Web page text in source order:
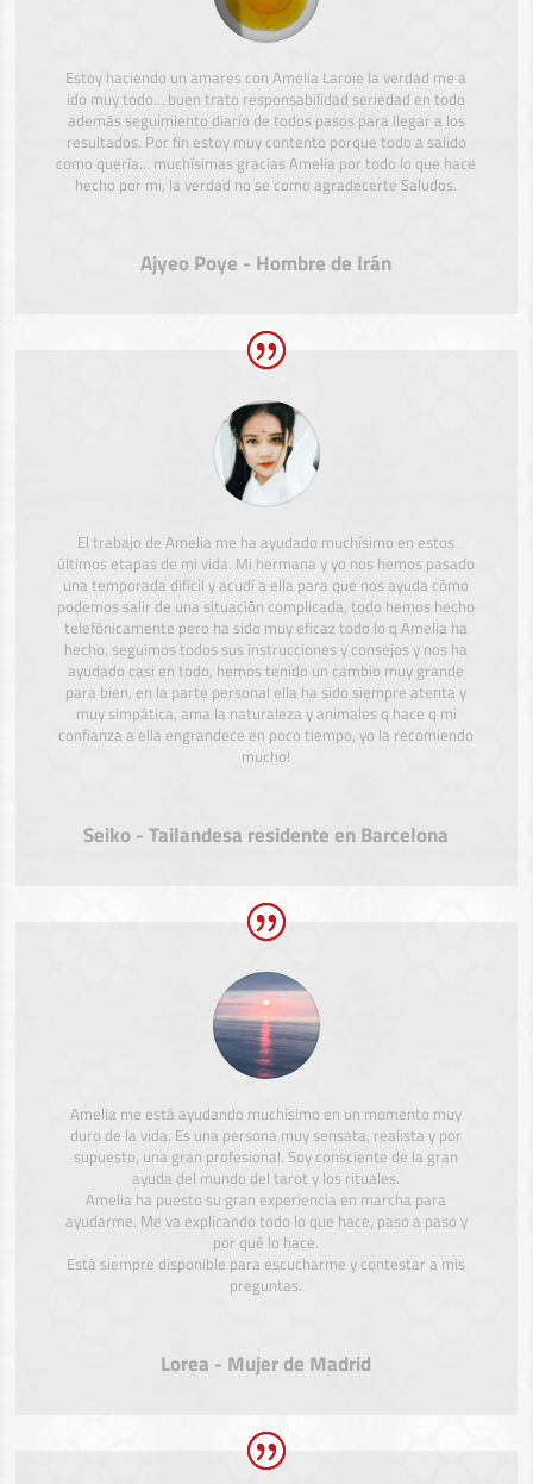
Estoy haciendo un amares con Amelia Laroie la verdad me a
ido muy todo… buen trato responsabilidad seriedad en todo
además seguimiento diario de todos pasos para llegar a los
resultados. Por fin estoy muy contento porque todo a salido
como quería… muchísimas gracias Amelia por todo lo que hace
hecho por mi, la verdad no se como agradecerte Saludos.
Ajyeo Poye - Hombre de Irán
El trabajo de Amelia me ha ayudado muchísimo en estos
últimos etapas de mi vida. Mi hermana y yo nos hemos pasado
una temporada difícil y acudí a ella para que nos ayuda cómo
podemos salir de una situación complicada, todo hemos hecho
telefónicamente pero ha sido muy eficaz todo lo q Amelia ha
hecho, seguimos todos sus instrucciones y consejos y nos ha
ayudado casi en todo, hemos tenido un cambio muy grande
para bien, en la parte personal ella ha sido siempre atenta y
muy simpática, ama la naturaleza y animales q hace q mi
confianza a ella engrandece en poco tiempo, yo la recomiendo
mucho!
Seiko - Tailandesa residente en Barcelona
Amelia me está ayudando muchísimo en un momento muy
duro de la vida. Es una persona muy sensata, realista y por
supuesto, una gran profesional. Soy consciente de la gran
ayuda del mundo del tarot y los rituales.
Amelia ha puesto su gran experiencia en marcha para
ayudarme. Me va explicando todo lo que hace, paso a paso y
por qué lo hace.
Está siempre disponible para escucharme y contestar a mis
preguntas.
Lorea - Mujer de Madrid